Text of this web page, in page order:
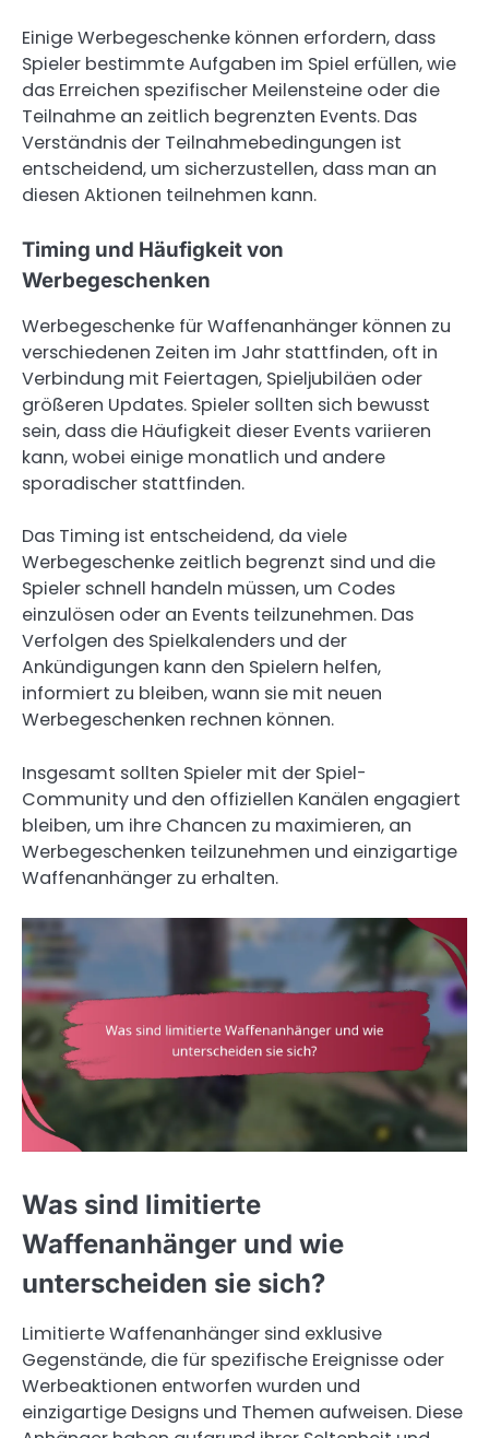
Einige Werbegeschenke können erfordern, dass
Spieler bestimmte Aufgaben im Spiel erfüllen, wie
das Erreichen spezifischer Meilensteine oder die
Teilnahme an zeitlich begrenzten Events. Das
Verständnis der Teilnahmebedingungen ist
entscheidend, um sicherzustellen, dass man an
diesen Aktionen teilnehmen kann.
Timing und Häufigkeit von
Werbegeschenken
Werbegeschenke für Waffenanhänger können zu
verschiedenen Zeiten im Jahr stattfinden, oft in
Verbindung mit Feiertagen, Spieljubiläen oder
größeren Updates. Spieler sollten sich bewusst
sein, dass die Häufigkeit dieser Events variieren
kann, wobei einige monatlich und andere
sporadischer stattfinden.
Das Timing ist entscheidend, da viele
Werbegeschenke zeitlich begrenzt sind und die
Spieler schnell handeln müssen, um Codes
einzulösen oder an Events teilzunehmen. Das
Verfolgen des Spielkalenders und der
Ankündigungen kann den Spielern helfen,
informiert zu bleiben, wann sie mit neuen
Werbegeschenken rechnen können.
Insgesamt sollten Spieler mit der Spiel-
Community und den offiziellen Kanälen engagiert
bleiben, um ihre Chancen zu maximieren, an
Werbegeschenken teilzunehmen und einzigartige
Waffenanhänger zu erhalten.
Was sind limitierte
Waffenanhänger und wie
unterscheiden sie sich?
Limitierte Waffenanhänger sind exklusive
Gegenstände, die für spezifische Ereignisse oder
Werbeaktionen entworfen wurden und
einzigartige Designs und Themen aufweisen. Diese